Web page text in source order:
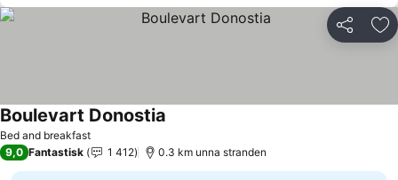
Del
Bed and breakfast
Boulevart Donostia
9,0 Fantastisk 1 412 0.3 km unna stranden